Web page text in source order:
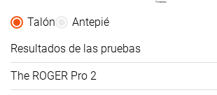
Talón
Antepié
Resultados de las pruebas
The ROGER Pro 2